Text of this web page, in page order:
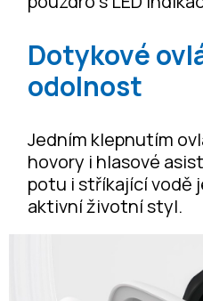
Dotykové
odolnost
Jedním klepnutím
hovory i hlasové
potu i stříkající vodě
aktivní životní styl.